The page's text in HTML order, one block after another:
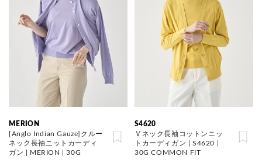
MERION
[Anglo Indian Gauze]クルー
ネック長袖ニットカーディ
ガン | MERION | 30G
S4620
Ｖネック長袖コットンニッ
トカーディガン | S4620 |
30G COMMON FIT